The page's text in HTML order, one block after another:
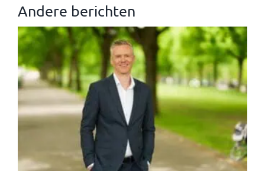
Andere berichten